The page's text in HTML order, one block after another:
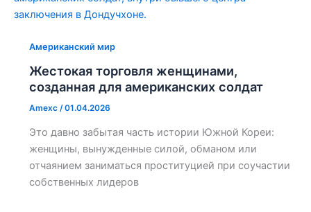
Американский мир
Жестокая торговля женщинами,
созданная для американских солдат
Amexc /01.04.2026
Это давно забытая часть истории Южной Кореи:
женщины, вынужденные силой, обманом или
отчаянием заниматься проституцией при соучастии
собственных лидеров